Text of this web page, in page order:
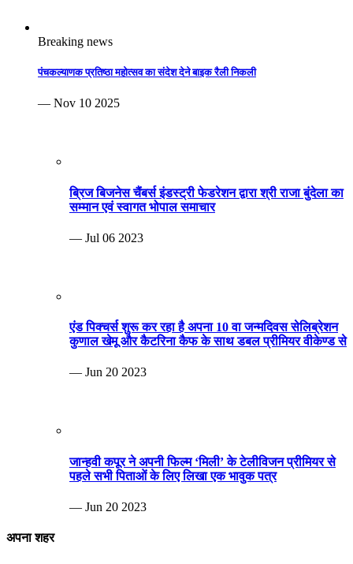
Breaking news
पंचकल्याणक प्रतिष्ठा महोत्सव का संदेश देने बाइक रैली निकली
— Nov 10 2025
ब्रिज बिजनेस चैंबर्स इंडस्ट्री फेडरेशन द्वारा श्री राजा बुंदेला का
सम्मान एवं स्वागत भोपाल समाचार
— Jul 06 2023
एंड पिक्चर्स शुरू कर रहा है अपना 10 वा जन्मदिवस सेलिब्रेशन
कुणाल खेमू और कैटरिना कैफ के साथ डबल प्रीमियर वीकेण्ड से
— Jun 20 2023
जान्हवी कपूर ने अपनी फिल्म ‘मिली’ के टेलीविजन प्रीमियर से
पहले सभी पिताओं के लिए लिखा एक भावुक पत्र
— Jun 20 2023
अपना शहर